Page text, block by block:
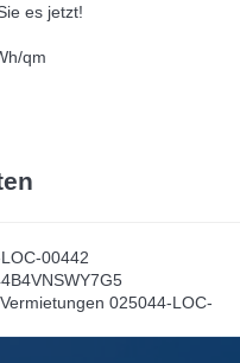
es jetzt!
qm
00442
025044-LOC-